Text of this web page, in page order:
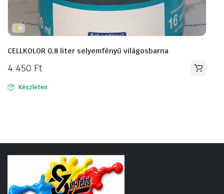
CELLKOLOR 0,8 liter selyemfényű világosbarna
4 450 Ft
Készleten